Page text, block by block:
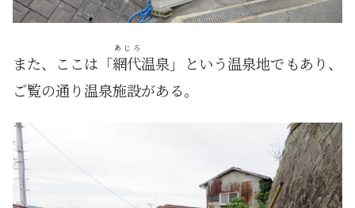
また、ここは「網代
あじろ
温泉」という温泉地でもあり、
ご覧の通り温泉施設がある。